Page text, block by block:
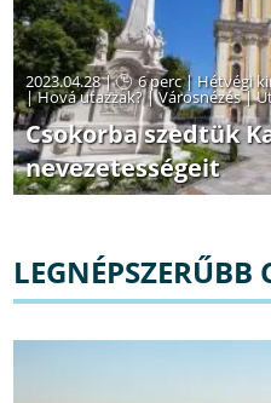
2023.04.28 | 6 perc| Hétvégi
|Hová utazzak?|Városnézés|
Csokorba szedtük
nevezetességeit
LEGNÉPSZERŰBB